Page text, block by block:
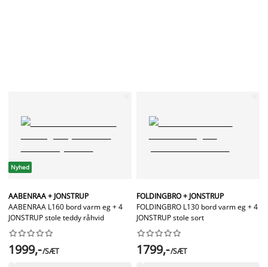
Nyhed
AABENRAA + JONSTRUP
AABENRAA L160 bord varm eg + 4
JONSTRUP stole teddy råhvid






1999,-/SÆT
FOLDINGBRO + JONSTRUP
FOLDINGBRO L130 bord varm eg + 4
JONSTRUP stole sort






1799,-/SÆT